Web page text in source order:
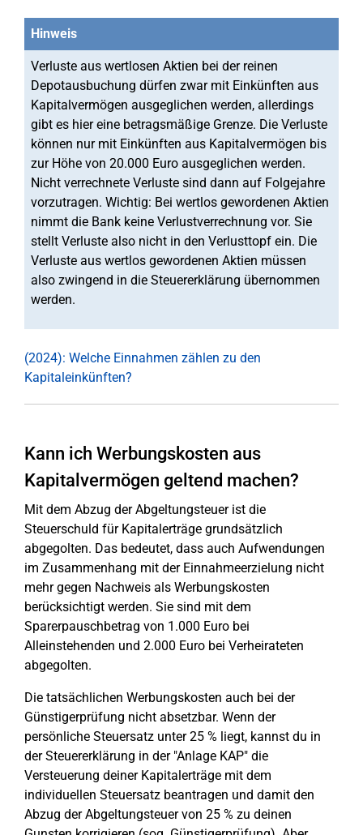
Hinweis
Verluste aus wertlosen Aktien bei der reinen
Depotausbuchung dürfen zwar mit Einkünften aus
Kapitalvermögen ausgeglichen werden, allerdings
gibt es hier eine betragsmäßige Grenze. Die Verluste
können nur mit Einkünften aus Kapitalvermögen bis
zur Höhe von 20.000 Euro ausgeglichen werden.
Nicht verrechnete Verluste sind dann auf Folgejahre
vorzutragen. Wichtig: Bei wertlos gewordenen Aktien
nimmt die Bank keine Verlustverrechnung vor. Sie
stellt Verluste also nicht in den Verlusttopf ein. Die
Verluste aus wertlos gewordenen Aktien müssen
also zwingend in die Steuererklärung übernommen
werden.
(2024): Welche Einnahmen zählen zu den
Kapitaleinkünften?
Kann ich Werbungskosten aus
Kapitalvermögen geltend machen?
Mit dem Abzug der Abgeltungsteuer ist die
Steuerschuld für Kapitalerträge grundsätzlich
abgegolten. Das bedeutet, dass auch Aufwendungen
im Zusammenhang mit der Einnahmeerzielung nicht
mehr gegen Nachweis als Werbungskosten
berücksichtigt werden. Sie sind mit dem
Sparerpauschbetrag von 1.000 Euro bei
Alleinstehenden und 2.000 Euro bei Verheirateten
abgegolten.
Die tatsächlichen Werbungskosten auch bei der
Günstigerprüfung nicht absetzbar. Wenn der
persönliche Steuersatz unter 25 % liegt, kannst du in
der Steuererklärung in der "Anlage KAP" die
Versteuerung deiner Kapitalerträge mit dem
individuellen Steuersatz beantragen und damit den
Abzug der Abgeltungsteuer von 25 % zu deinen